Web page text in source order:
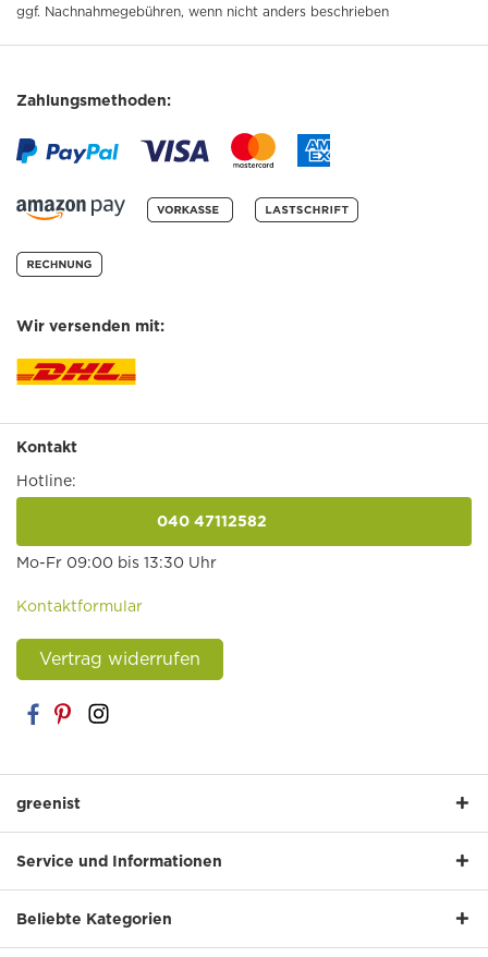
ggf. Nachnahmegebühren, wenn nicht anders beschrieben
Zahlungsmethoden:
Wir versenden mit:
Kontakt
Hotline:
040 47112582
Mo-Fr 09:00 bis 13:30 Uhr
Kontaktformular
Vertrag widerrufen
greenist
Service und Informationen
Beliebte Kategorien